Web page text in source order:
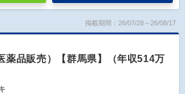
掲載期間：26/07/28～26/08/17
薬品販売）【群馬県】（年収514万